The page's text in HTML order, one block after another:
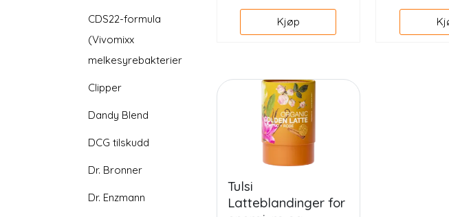
CDS22-formula
(Vivomixx
melkesyrebakterier
Clipper
Dandy Blend
DCG tilskudd
Dr. Bronner
Dr. Enzmann
Kjøp
Tulsi
Latteblandinger for